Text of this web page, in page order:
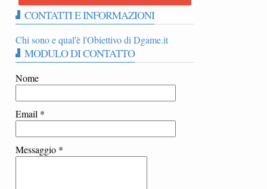
CONTATTI E INFORMAZIONI
Chi sono e qual'è l'Obiettivo di Dgame.it
MODULO DI CONTATTO
Nome
Email *
Messaggio *